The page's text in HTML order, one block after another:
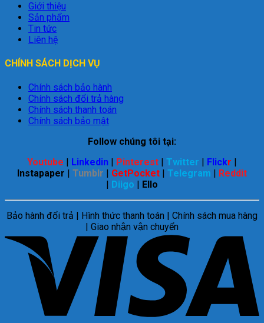
Giới thiệu
Sản phẩm
Tin tức
Liên hệ
CHÍNH SÁCH DỊCH VỤ
Chính sách bảo hành
Chính sách đổi trả hàng
Chính sách thanh toán
Chính sách bảo mật
Follow chúng tôi tại:
Youtube | Linkedin | Pinterest | Twitter | Flickr |
Instapaper | Tumblr | GetPocket | Telegram | Reddit
| Diigo | Ello
Bảo hành đổi trả | Hình thức thanh toán | Chính sách mua hàng
| Giao nhận vận chuyển